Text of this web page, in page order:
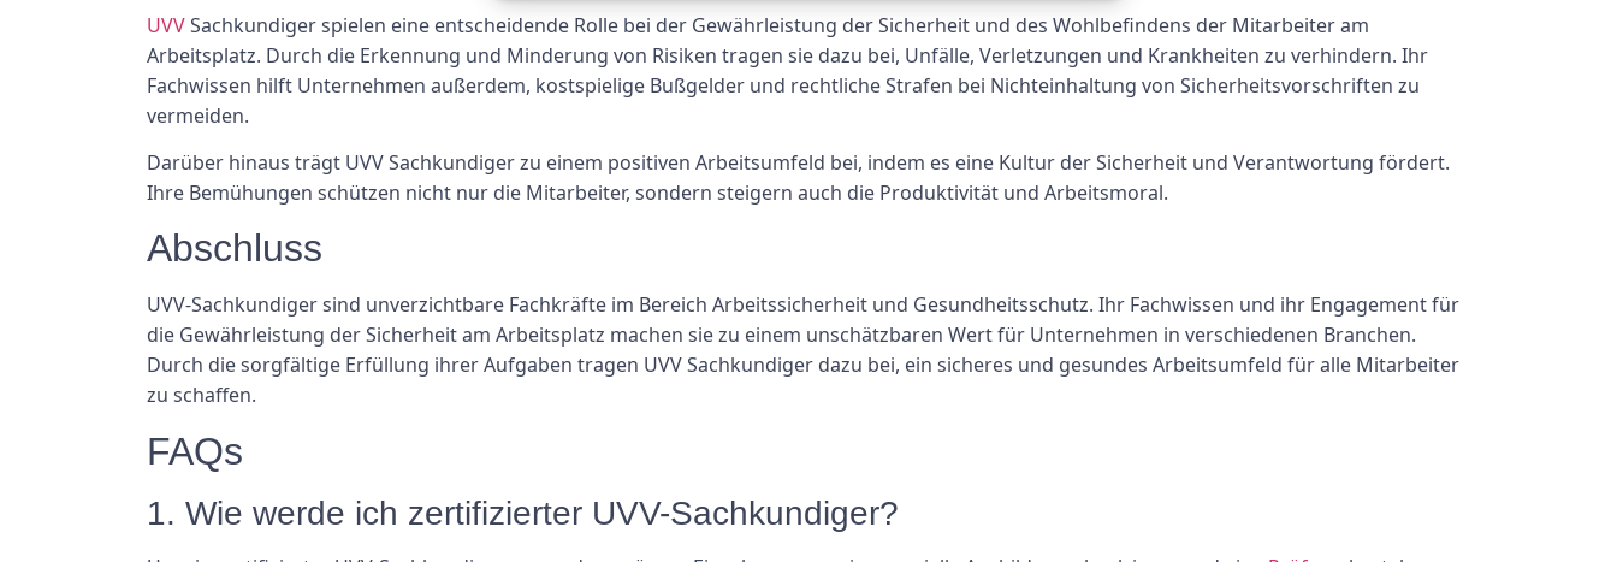
UVVSachkundiger spielen eine entscheidende Rolle bei der Gewährleistung der Sicherheit und des Wohlbefindens der Mitarbeiter am
Arbeitsplatz. Durch die Erkennung und Minderung von Risiken tragen sie dazu bei, Unfälle, Verletzungen und Krankheiten zu verhindern. Ihr
Fachwissen hilft Unternehmen außerdem, kostspielige Bußgelder und rechtliche Strafen bei Nichteinhaltung von Sicherheitsvorschriften zu
vermeiden.
Darüber hinaus trägt UVV Sachkundiger zu einem positiven Arbeitsumfeld bei, indem es eine Kultur der Sicherheit und Verantwortung fördert.
Ihre Bemühungen schützen nicht nur die Mitarbeiter, sondern steigern auch die Produktivität und Arbeitsmoral.
Abschluss
UVV-Sachkundiger sind unverzichtbare Fachkräfte im Bereich Arbeitssicherheit und Gesundheitsschutz. Ihr Fachwissen und ihr Engagement für
die Gewährleistung der Sicherheit am Arbeitsplatz machen sie zu einem unschätzbaren Wert für Unternehmen in verschiedenen Branchen.
Durch die sorgfältige Erfüllung ihrer Aufgaben tragen UVV Sachkundiger dazu bei, ein sicheres und gesundes Arbeitsumfeld für alle Mitarbeiter
zu schaffen.
FAQs
1. Wie werde ich zertifizierter UVV-Sachkundiger?